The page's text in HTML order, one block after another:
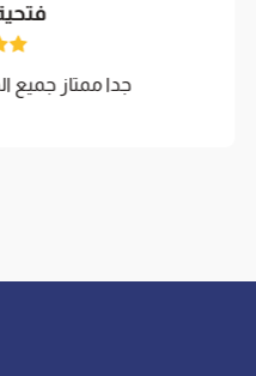
جدا ممتاز جميع